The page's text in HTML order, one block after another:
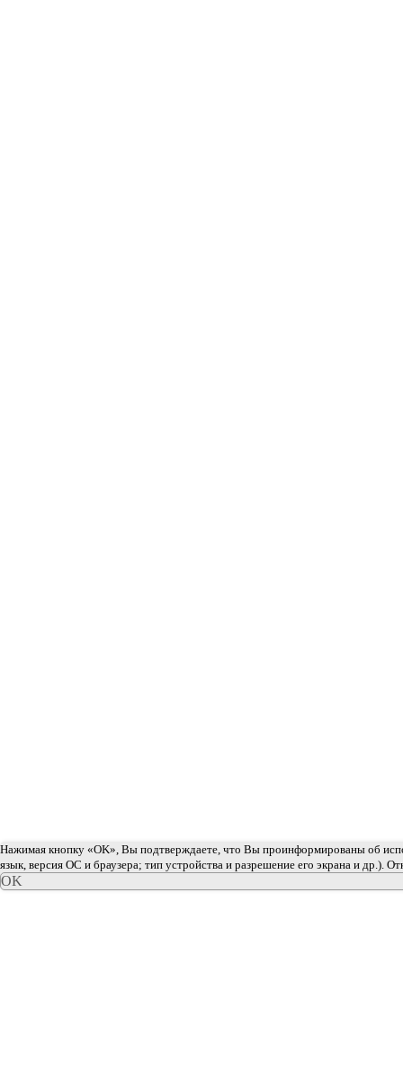
Нажимая кнопку «OK», Вы подтверждаете, что Вы проинформированы об
язык, версия ОС и браузера; тип устройства и разрешение его экрана и др.).
OK